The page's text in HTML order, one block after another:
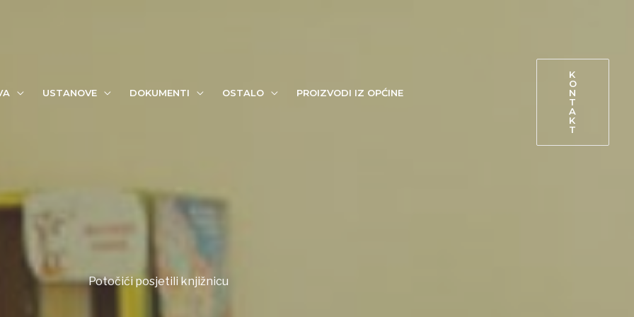
USTANOVE DOKUMENTI OSTALO
PROIZVODI IZ OPĆINE
K
O
N
T
A
K
T
Potočići posjetili knjižnicu